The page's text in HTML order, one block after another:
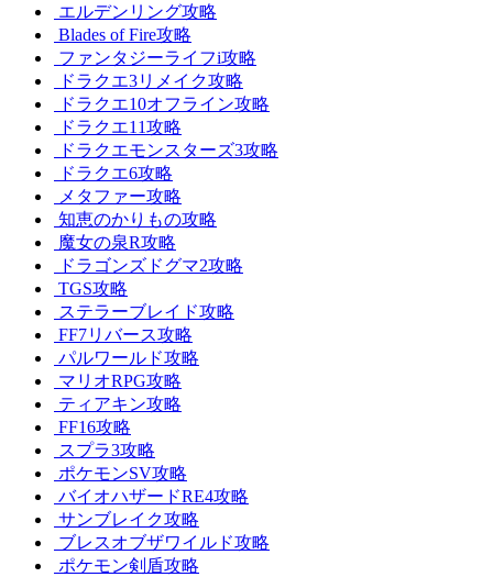
エルデンリング攻略
Blades of Fire攻略
ファンタジーライフi攻略
ドラクエ3リメイク攻略
ドラクエ10オフライン攻略
ドラクエ11攻略
ドラクエモンスターズ3攻略
ドラクエ6攻略
メタファー攻略
知恵のかりもの攻略
魔女の泉R攻略
ドラゴンズドグマ2攻略
TGS攻略
ステラーブレイド攻略
FF7リバース攻略
パルワールド攻略
マリオRPG攻略
ティアキン攻略
FF16攻略
スプラ3攻略
ポケモンSV攻略
バイオハザードRE4攻略
サンブレイク攻略
ブレスオブザワイルド攻略
ポケモン剣盾攻略